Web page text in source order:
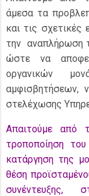
άμεσα τα
και τις
την αναπλήρωση
ώστε να
οργανικών
αμφισβητήσεων,
στελέχωσης
Απαιτούμε από
τροποποίηση
κατάργηση της
θέση
συνέντευξης,